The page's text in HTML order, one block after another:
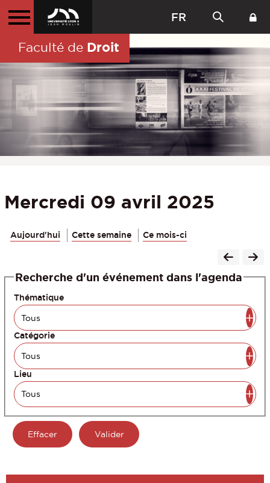
FR
Faculté de Droit
Mercredi 09 avril 2025
Aujourd'hui Cette semaine Ce mois-ci
Recherche d'un événement dans l'agenda
Thématique
Catégorie
Lieu